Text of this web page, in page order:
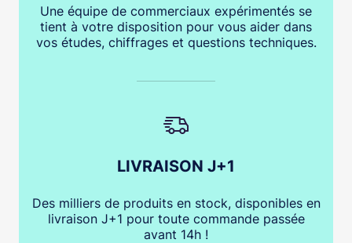
Une équipe de commerciaux expérimentés se
tient à votre disposition pour vous aider dans
vos études, chiffrages et questions techniques.
LIVRAISON J+1
Des milliers de produits en stock, disponibles en
livraison J+1 pour toute commande passée
avant 14h !